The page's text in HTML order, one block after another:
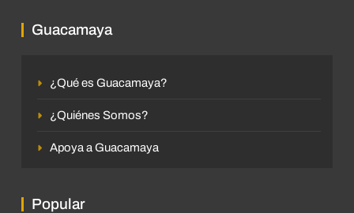
Guacamaya
¿Qué es Guacamaya?
¿Quiénes Somos?
Apoya a Guacamaya
Popular